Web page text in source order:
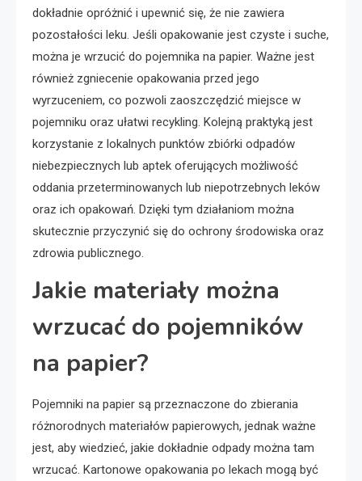
dokładnie opróżnić i upewnić się, że nie zawiera
pozostałości leku. Jeśli opakowanie jest czyste i suche,
można je wrzucić do pojemnika na papier. Ważne jest
również zgniecenie opakowania przed jego
wyrzuceniem, co pozwoli zaoszczędzić miejsce w
pojemniku oraz ułatwi recykling. Kolejną praktyką jest
korzystanie z lokalnych punktów zbiórki odpadów
niebezpiecznych lub aptek oferujących możliwość
oddania przeterminowanych lub niepotrzebnych leków
oraz ich opakowań. Dzięki tym działaniom można
skutecznie przyczynić się do ochrony środowiska oraz
zdrowia publicznego.
Jakie materiały można
wrzucać do pojemników
na papier?
Pojemniki na papier są przeznaczone do zbierania
różnorodnych materiałów papierowych, jednak ważne
jest, aby wiedzieć, jakie dokładnie odpady można tam
wrzucać. Kartonowe opakowania po lekach mogą być